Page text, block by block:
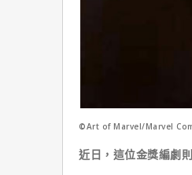
©Art of Marvel/Marvel
近日，這位金獎編劇